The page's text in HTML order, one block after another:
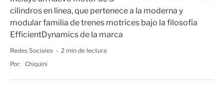
cilindros en línea, que pertenece a la moderna y
modular familia de trenes motrices bajo la filosofía
EfficientDynamics de la marca
Redes Sociales
2 min de lectura
Por: Chiquini